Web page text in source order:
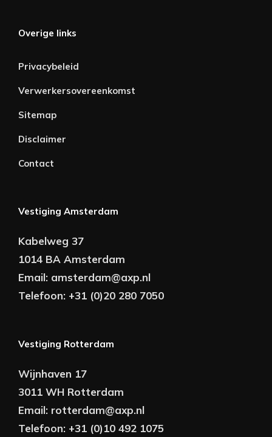
Overige links
Privacybeleid
Verwerkersovereenkomst
Sitemap
Disclaimer
Contact
Vestiging Amsterdam
Kabelweg 37
1014 BA Amsterdam
Email: amsterdam@axp.nl
Telefoon: +31 (0)20 280 7050
Vestiging Rotterdam
Wijnhaven 17
3011 WH Rotterdam
Email: rotterdam@axp.nl
Telefoon: +31 (0)10 492 1075